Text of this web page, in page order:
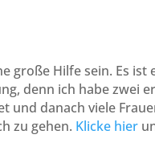
große Hilfe sein. Es ist
denn ich habe zwei
und danach viele
zu gehen. Klicke hier